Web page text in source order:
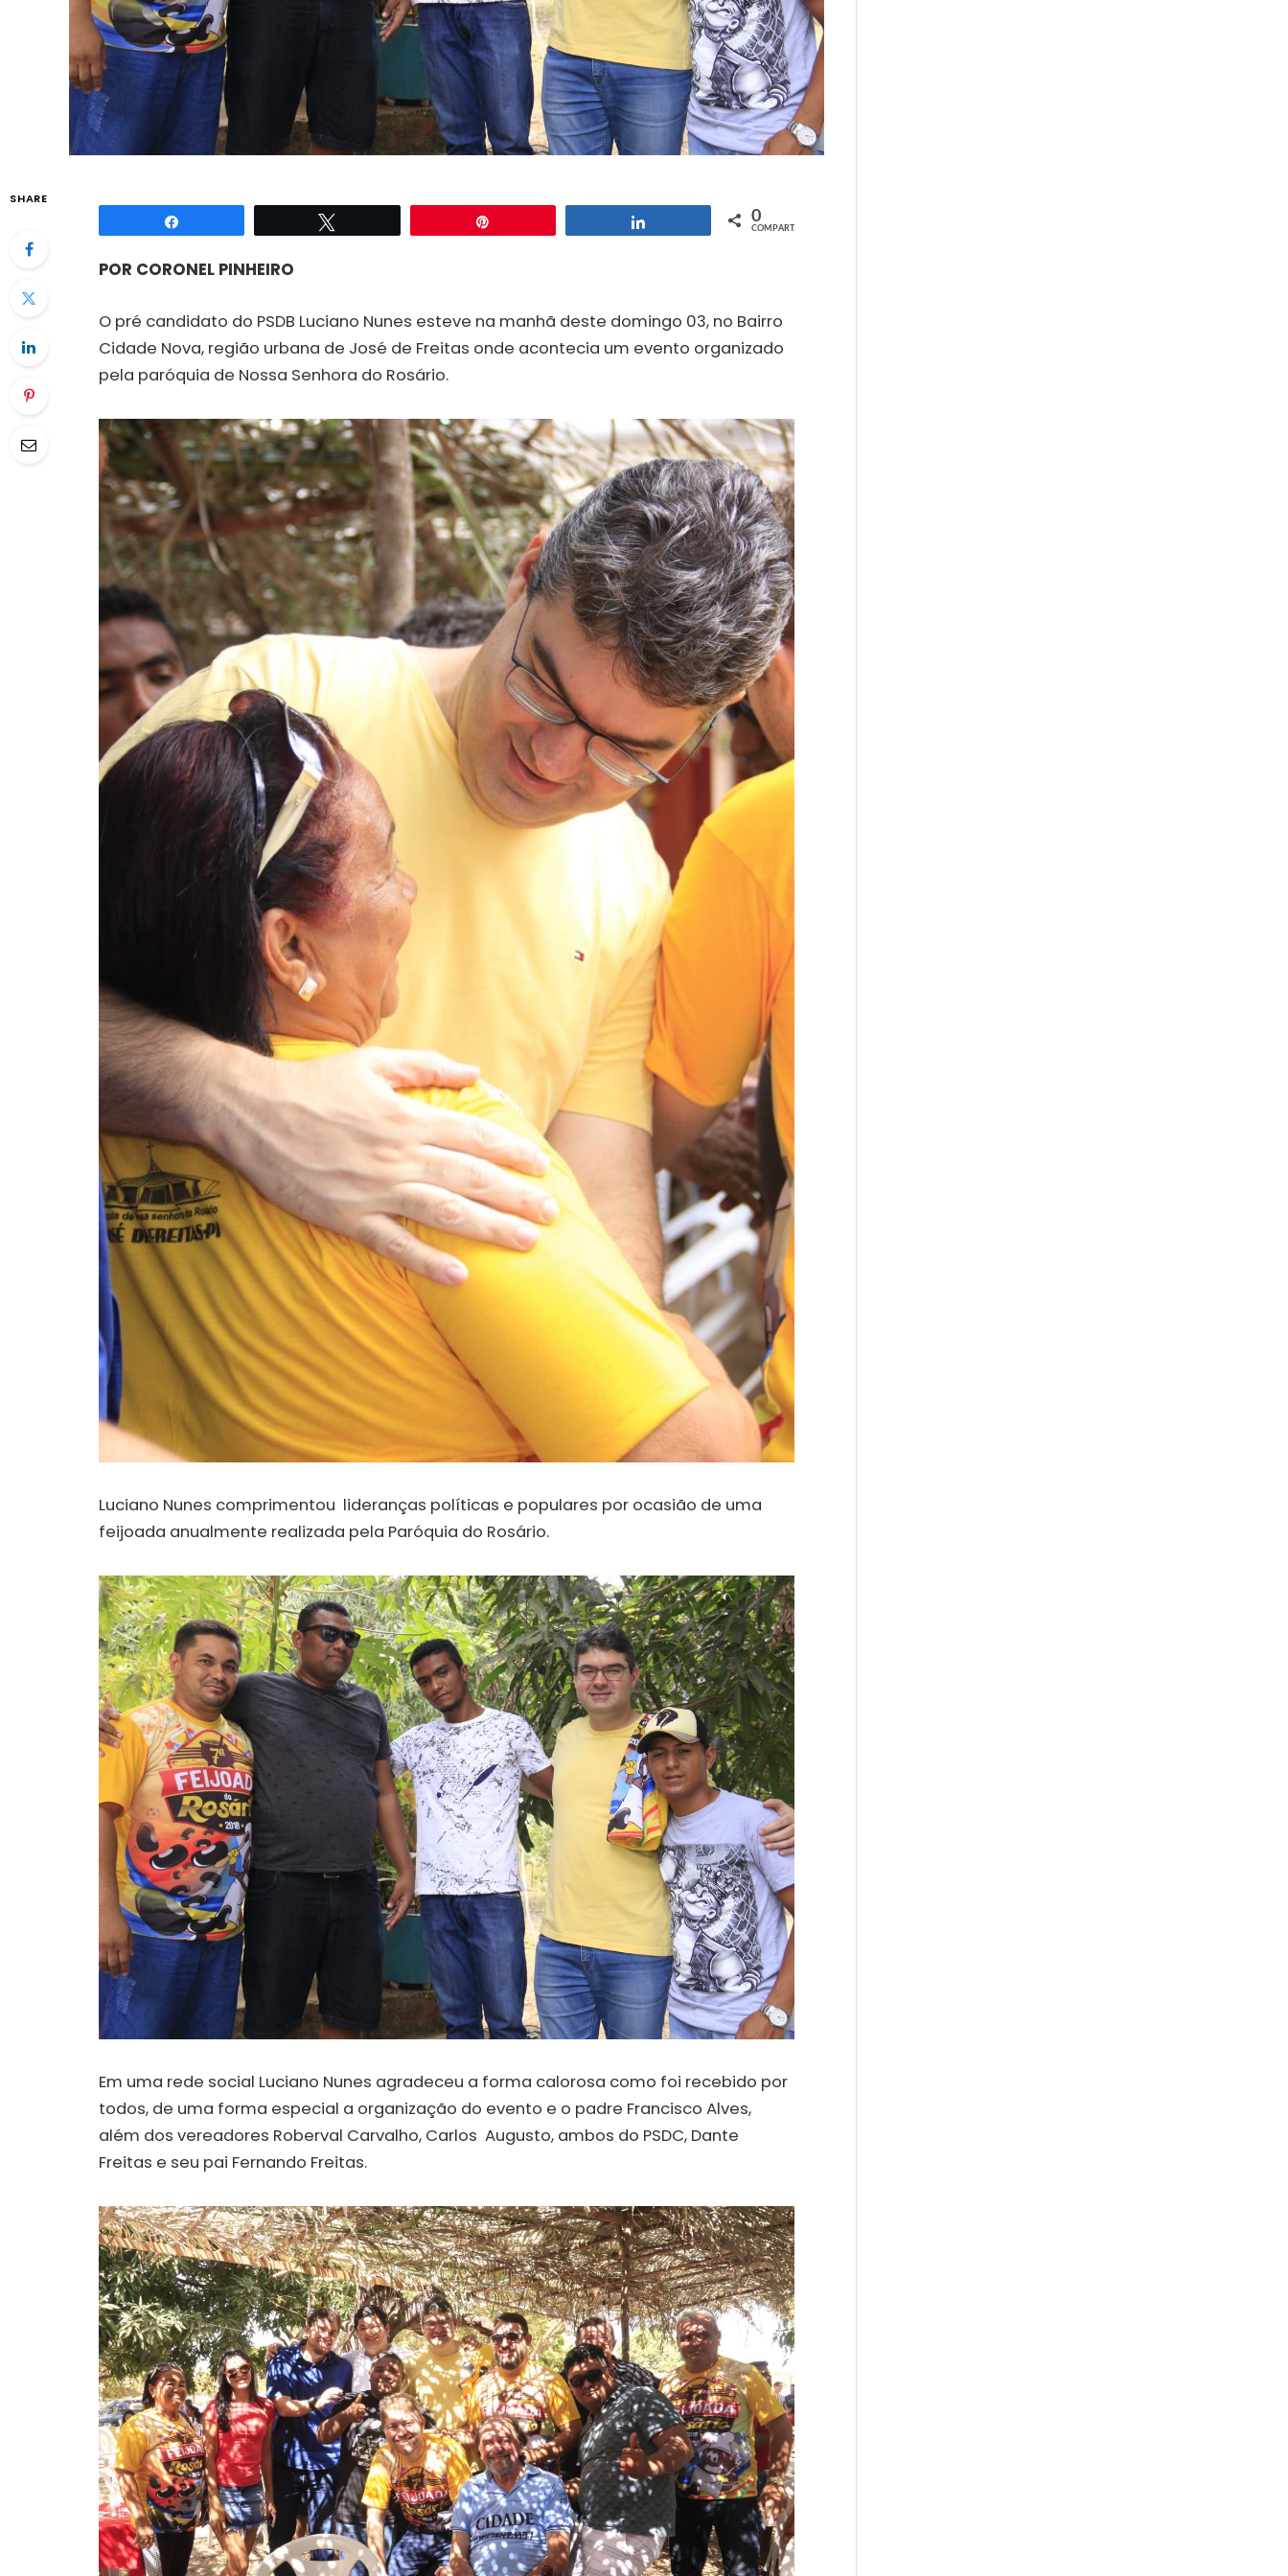
SHARE
Compartilhar 0
COMPART.
POR CORONEL PINHEIRO
O pré candidato do PSDB Luciano Nunes esteve na manhã deste domingo 03, no Bairro
Cidade Nova, região urbana de José de Freitas onde acontecia um evento organizado
pela paróquia de Nossa Senhora do Rosário.
Luciano Nunes comprimentou lideranças políticas e populares por ocasião de uma
feijoada anualmente realizada pela Paróquia do Rosário.
Em uma rede social Luciano Nunes agradeceu a forma calorosa como foi recebido por
todos, de uma forma especial a organização do evento e o padre Francisco Alves,
além dos vereadores Roberval Carvalho, Carlos Augusto, ambos do PSDC, Dante
Freitas e seu pai Fernando Freitas.